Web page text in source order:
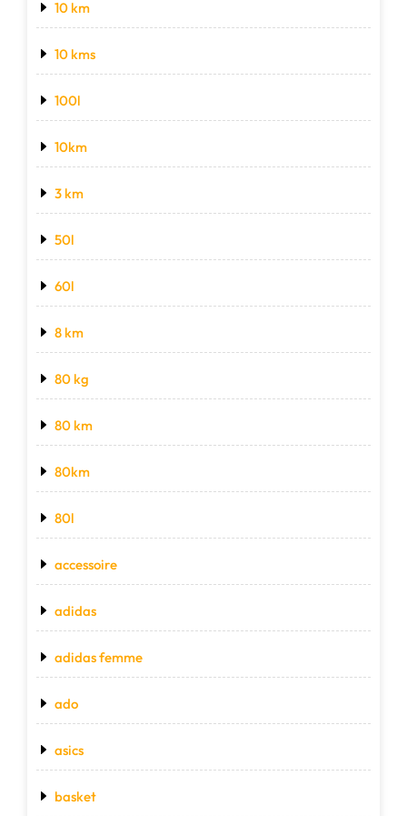
10 km
10 kms
100l
10km
3 km
50l
60l
8 km
80 kg
80 km
80km
80l
accessoire
adidas
adidas femme
ado
asics
basket